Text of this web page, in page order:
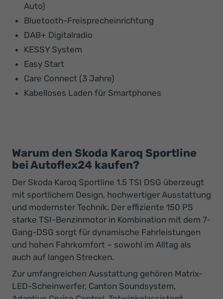
Auto)
Bluetooth-Freisprecheinrichtung
DAB+ Digitalradio
KESSY System
Easy Start
Care Connect (3 Jahre)
Kabelloses Laden für Smartphones
Warum den Skoda Karoq Sportline
bei Autoflex24 kaufen?
Der Skoda Karoq Sportline 1.5 TSI DSG überzeugt
mit sportlichem Design, hochwertiger Ausstattung
und modernster Technik. Der effiziente 150 PS
starke TSI-Benzinmotor in Kombination mit dem 7-
Gang-DSG sorgt für dynamische Fahrleistungen
und hohen Fahrkomfort – sowohl im Alltag als
auch auf langen Strecken.
Zur umfangreichen Ausstattung gehören Matrix-
LED-Scheinwerfer, Canton Soundsystem,